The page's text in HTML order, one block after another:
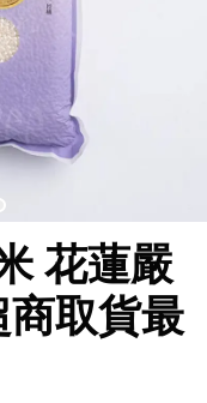
花蓮嚴
取貨最